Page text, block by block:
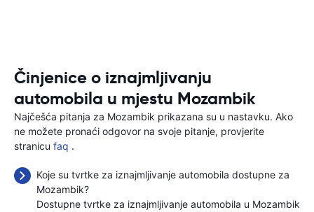
Činjenice o iznajmljivanju
automobila u mjestu Mozambik
Najčešća pitanja za Mozambik prikazana su u nastavku. Ako
ne možete pronaći odgovor na svoje pitanje, provjerite
stranicu faq .
Koje su tvrtke za iznajmljivanje automobila dostupne za
Mozambik?
Dostupne tvrtke za iznajmljivanje automobila u Mozambik